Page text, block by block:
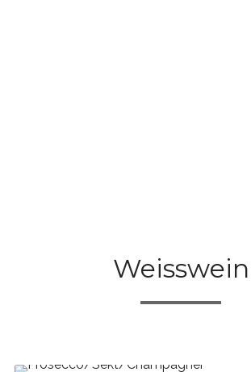
Weisswein